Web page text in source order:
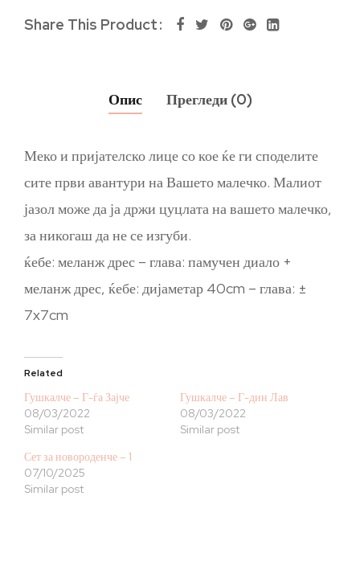
Share This Product
Опис Прегледи (0)
Меко и пријателско лице со кое ќе ги споделите
сите први авантури на Вашето малечко. Малиот
јазол може да ја држи цуцлата на вашето малечко,
за никогаш да не се изгуби.
ќебе: меланж дрес – глава: памучен диало +
меланж дрес, ќебе: дијаметар 40cm – глава: ±
7x7cm
Related
Гушкалче – Г-ѓа Зајче
08/03/2022
Similar post
Гушкалче – Г-дин Лав
08/03/2022
Similar post
Сет за новороденче – 1
07/10/2025
Similar post